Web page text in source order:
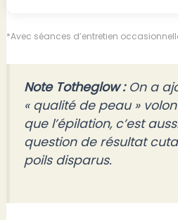
*Avec séances d’entretien
Note Totheglow :On a
« qualité de peau »
que l’épilation, c’est
question de résultat
poils disparus.